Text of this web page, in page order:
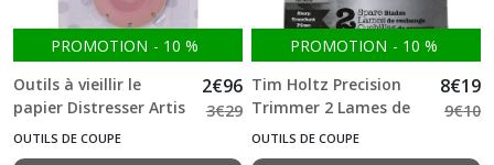
PROMOTION - 10 %
Outils à vieillir le
papier Distresser Artis
decor
2€96
3€29
OUTILS DE COUPE
PROMOTION - 10 %
Tim Holtz Precision
Trimmer 2 Lames de
rechange Cutting
Blade
8€19
9€10
OUTILS DE COUPE